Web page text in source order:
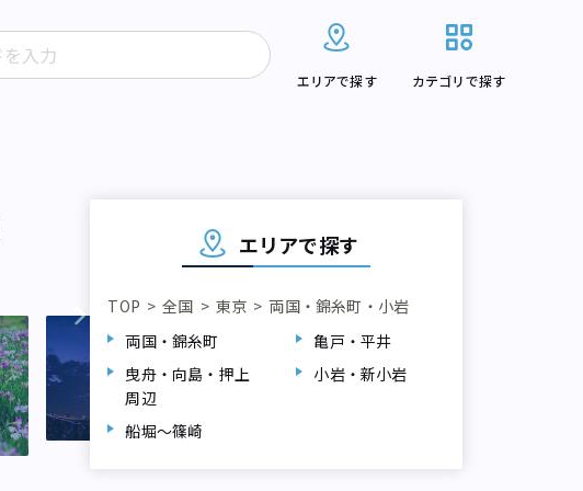
エリアで探す カテゴリで探す
船堀～篠崎
エリアで探す
TOP 全国 東京
両国・錦糸町・小岩
両国・錦糸町
亀戸・平井
曳舟・向島・押上
周辺
小岩・新小岩
船堀～篠崎